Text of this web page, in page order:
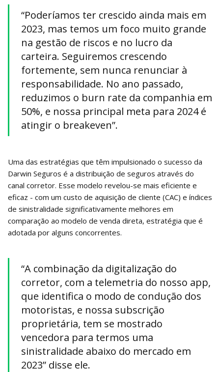
“Poderíamos ter crescido ainda mais em
2023, mas temos um foco muito grande
na gestão de riscos e no lucro da
carteira. Seguiremos crescendo
fortemente, sem nunca renunciar à
responsabilidade. No ano passado,
reduzimos o burn rate da companhia em
50%, e nossa principal meta para 2024 é
atingir o breakeven”.
Uma das estratégias que têm impulsionado o sucesso da
Darwin Seguros é a distribuição de seguros através do
canal corretor. Esse modelo revelou-se mais eficiente e
eficaz - com um custo de aquisição de cliente (CAC) e índices
de sinistralidade significativamente melhores em
comparação ao modelo de venda direta, estratégia que é
adotada por alguns concorrentes.
“A combinação da digitalização do
corretor, com a telemetria do nosso app,
que identifica o modo de condução dos
motoristas, e nossa subscrição
proprietária, tem se mostrado
vencedora para termos uma
sinistralidade abaixo do mercado em
2023” disse ele.